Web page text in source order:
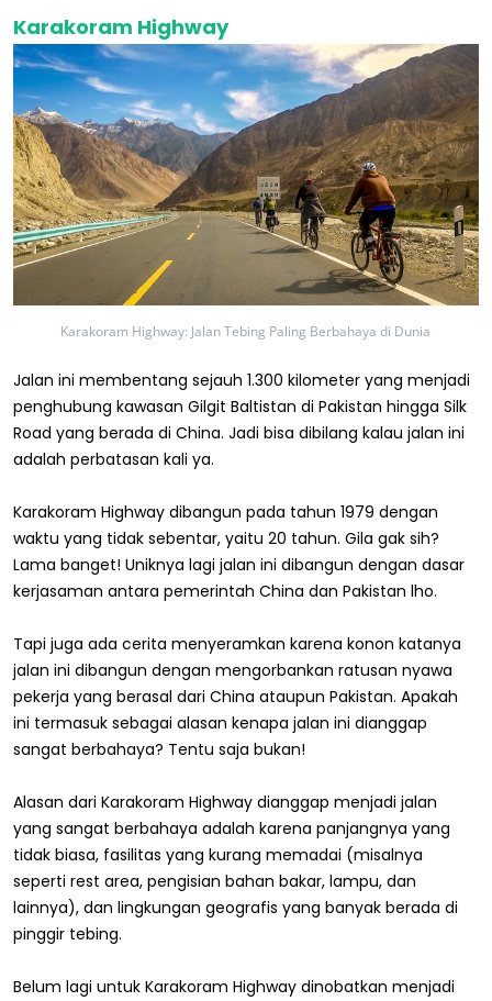
Karakoram Highway
Karakoram Highway: Jalan Tebing Paling Berbahaya di Dunia
Jalan ini membentang sejauh 1.300 kilometer yang menjadi
penghubung kawasan Gilgit Baltistan di Pakistan hingga Silk
Road yang berada di China. Jadi bisa dibilang kalau jalan ini
adalah perbatasan kali ya.
Karakoram Highway dibangun pada tahun 1979 dengan
waktu yang tidak sebentar, yaitu 20 tahun. Gila gak sih?
Lama banget! Uniknya lagi jalan ini dibangun dengan dasar
kerjasaman antara pemerintah China dan Pakistan lho.
Tapi juga ada cerita menyeramkan karena konon katanya
jalan ini dibangun dengan mengorbankan ratusan nyawa
pekerja yang berasal dari China ataupun Pakistan. Apakah
ini termasuk sebagai alasan kenapa jalan ini dianggap
sangat berbahaya? Tentu saja bukan!
Alasan dari Karakoram Highway dianggap menjadi jalan
yang sangat berbahaya adalah karena panjangnya yang
tidak biasa, fasilitas yang kurang memadai (misalnya
seperti rest area, pengisian bahan bakar, lampu, dan
lainnya), dan lingkungan geografis yang banyak berada di
pinggir tebing.
Belum lagi untuk Karakoram Highway dinobatkan menjadi